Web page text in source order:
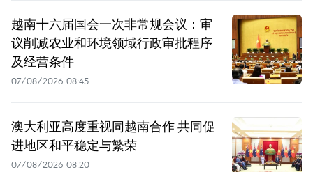
越南十六届国会一次非常规会议：审
议削减农业和环境领域行政审批程序
及经营条件
07/08/2026 08:45
澳大利亚高度重视同越南合作 共同促
进地区和平稳定与繁荣
07/08/2026 08:20